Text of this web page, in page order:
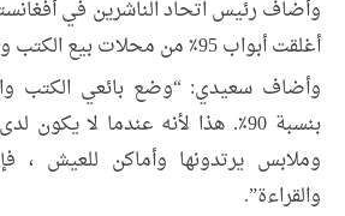
وأضاف رئيس اتحاد الناشرين في
أغلقت أبواب 95٪ من محلات بيع الكتب ودور النشر في البلاد”.
وأضاف سعيدي: “وضع بائعي الكتب
بنسبة 90٪. هذا لأنه عندما لا
وملابس يرتدونها وأماكن للعيش ،
والقراءة”.